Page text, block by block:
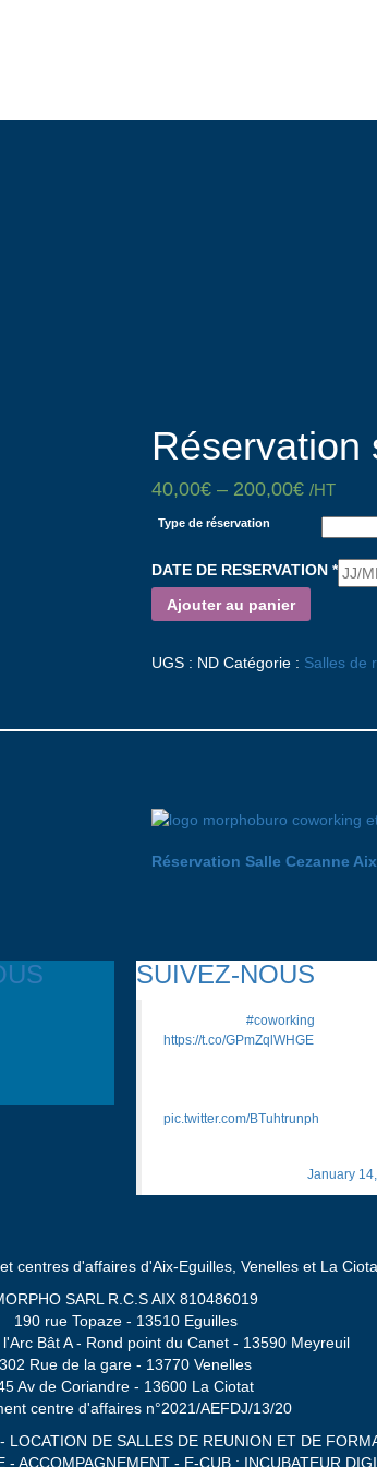
Réservation
40,00€– 200,00€ /HT
Type de réservation
DATE DE RESERVATION *
Ajouter au panier
UGS : ND Catégorie : Salles de
Réservation Salle Cezanne
SUIVEZ-NOUS
#coworking
https://t.co/GPmZqlWHGE
pic.twitter.com/BTuhtrunph
January
centres d'affaires d'Aix-Eguilles, Venelles et La
SARL R.C.S AIX 810486019
190 rue Topaze - 13510 Eguilles
Bât A - Rond point du Canet - 13590 Meyreuil
302 Rue de la gare - 13770 Venelles
Av de Coriandre - 13600 La Ciotat
centre d'affaires n°2021/AEFDJ/13/20
LOCATION DE SALLES DE REUNION ET DE
ACCOMPAGNEMENT - E-CUB : INCUBATEUR